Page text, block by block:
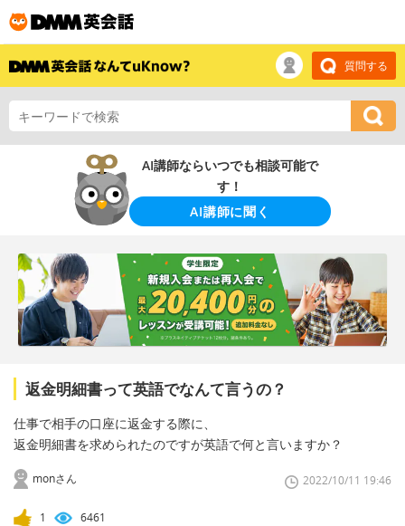
質問する
AI講師ならいつでも相談可能で
す！
AI講師に聞く
返金明細書って英語でなんて言うの？
仕事で相手の口座に返金する際に、
返金明細書を求められたのですが英語で何と言いますか？
monさん 2022/10/11 19:46
1 6461